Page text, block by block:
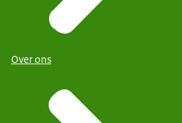
Over ons